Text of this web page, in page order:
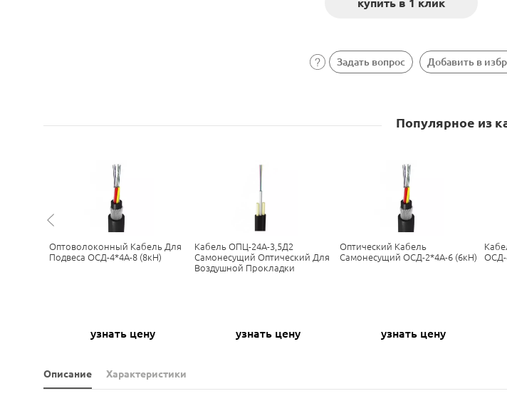
Задать вопрос Добавить в
Популярное из
Оптоволоконный Кабель Для
Подвеса ОСД-4*4А-8 (8кН)
узнать цену
Кабель ОПЦ-24А-3,5Д2
Самонесущий Оптический Для
Воздушной Прокладки
узнать цену
Оптический Кабель
Самонесущий ОСД-2*4А-6 (6кН)
узнать цену
ОСД-
Описание Характеристики